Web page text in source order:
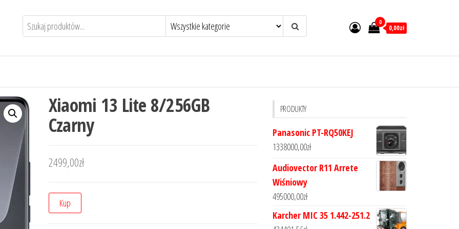
0
0,00zł
Xiaomi 13 Lite 8/256GB
Czarny
2499,00zł
Kup
PRODUKTY
Panasonic PT-RQ50KEJ
1338000,00zł
Audiovector R11 Arrete
Wiśniowy
495000,00zł
Karcher MIC 35 1.442-251.2